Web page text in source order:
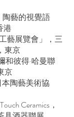
藝的視覺語
港
藝展覽會」，三
東京
和彼得·哈曼聯
京
本陶藝美術協
Ceramics，